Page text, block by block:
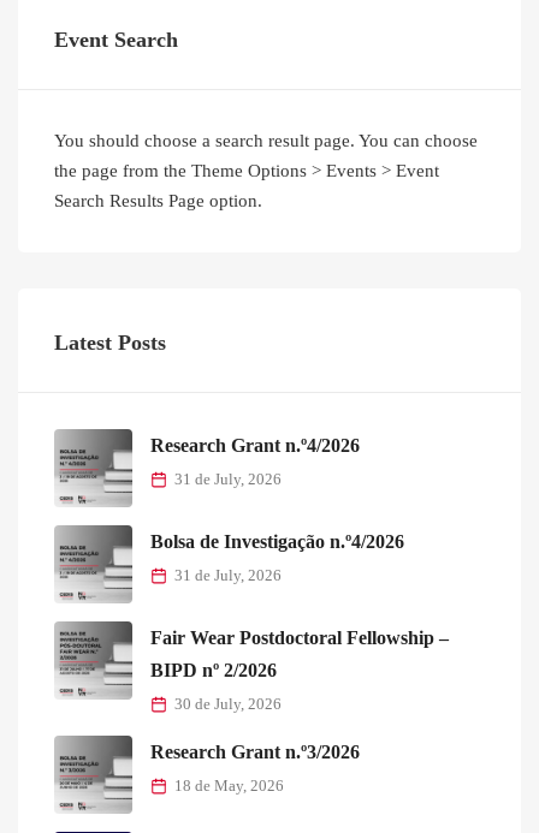
Event Search
You should choose a search result page. You can choose
the page from the Theme Options > Events > Event
Search Results Page option.
Latest Posts
Research Grant n.º4/2026
31 de July, 2026
Bolsa de Investigação n.º4/2026
31 de July, 2026
Fair Wear Postdoctoral Fellowship –
BIPD nº 2/2026
30 de July, 2026
Research Grant n.º3/2026
18 de May, 2026